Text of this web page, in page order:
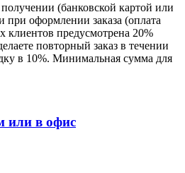
(банковской картой или
при оформлении заказа (оплата
клиентов предусмотрена 20%
повторный заказ в течении
в 10%. Минимальная сумма для
или в офис